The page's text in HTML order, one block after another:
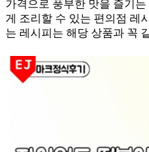
가격으로 풍부한 맛을 즐기
게 조리할 수 있는 편의점 레
는 레시피는 해당 상품과 꼭